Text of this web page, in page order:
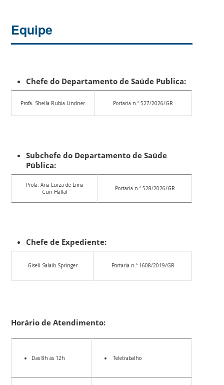
Equipe
Chefe do Departamento de Saúde Publica:
Profa. Sheila Rubia Lindner Portaria n.º 527/2026/GR
Subchefe do Departamento de Saúde
Pública:
Profa. Ana Luiza de Lima
Curi Hallal
Portaria n.º 528/2026/GR
Chefe de Expediente:
Giseli Salaib Springer Portaria n.º 1608/2019/GR
Horário de Atendimento:
Das 8h às 12h Teletrabalho